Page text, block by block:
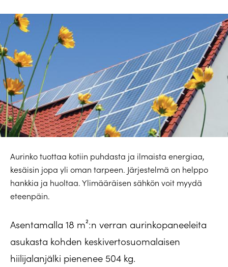
Aurinko tuottaa kotiin puhdasta ja ilmaista energiaa,
kesäisin jopa yli oman tarpeen. Järjestelmä on helppo
hankkia ja huoltaa. Ylimääräisen sähkön voit myydä
eteenpäin.
Asentamalla 18 m²:n verran aurinkopaneeleita
asukasta kohden keskivertosuomalaisen
hiilijalanjälki pienenee 504 kg.